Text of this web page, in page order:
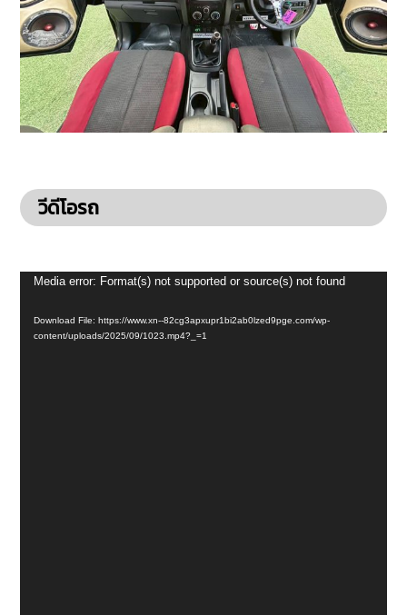
วีดีโอรถ
Video
Media error: Format(s) not supported or source(s) not found
Download File: https://www.xn--82cg3apxupr1bi2ab0lzed9pge.com/wp-
content/uploads/2025/09/1023.mp4?_=1